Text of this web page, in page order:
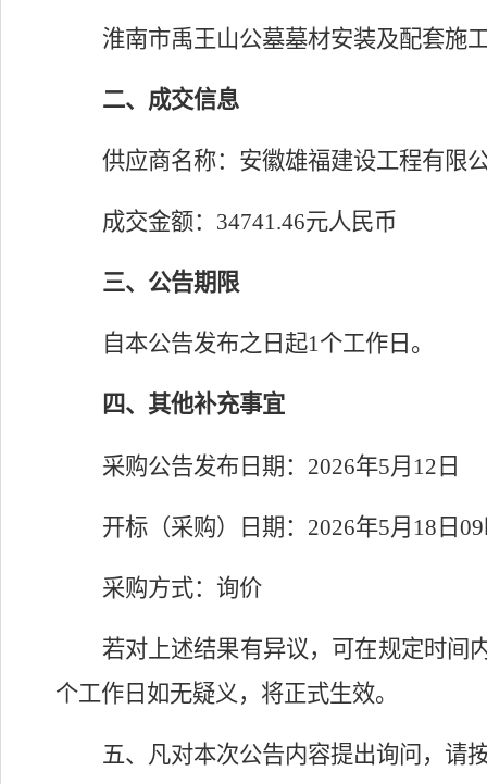
淮南市禹王山公墓墓材安装及配套施
二、成交信息
供应商名称： 安徽雄福建设工程有限
成交金额： 34741.46元人民币
三、公告期限
自本公告发布之日起1个工作日。
四、其他补充事宜
采购公告发布日期： 2026年5月 12 日
开标（采购）日期： 2026年5月 18 日 09
采购方式：询价
若对上述结果有异议，可在规定时间
个工作日如无疑义，将正式生效。
五、凡对本次公告内容提出询问，请